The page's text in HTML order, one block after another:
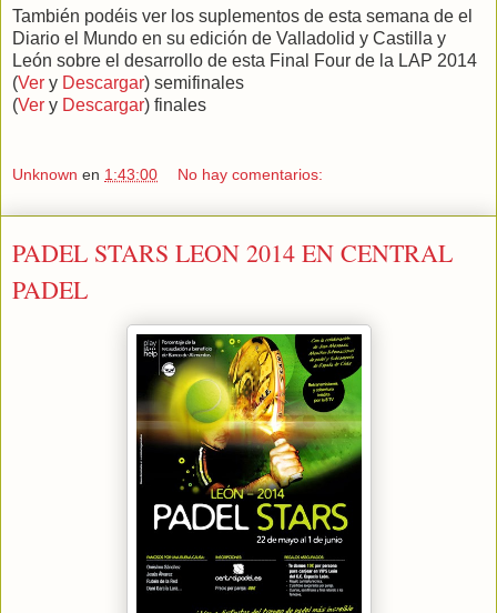
También podéis ver los suplementos de esta semana de el
Diario el Mundo en su edición de Valladolid y Castilla y
León sobre el desarrollo de esta Final Four de la LAP 2014
(Ver y Descargar) semifinales
(Ver y Descargar) finales
Unknown en 1:43:00 No hay comentarios:
PADEL STARS LEON 2014 EN CENTRAL
PADEL